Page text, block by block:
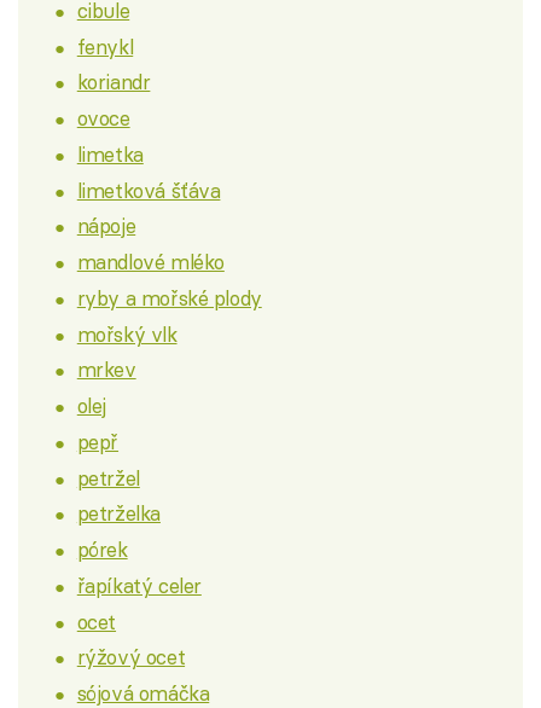
cibule
fenykl
koriandr
ovoce
limetka
limetková šťáva
nápoje
mandlové mléko
ryby a mořské plody
mořský vlk
mrkev
olej
pepř
petržel
petrželka
pórek
řapíkatý celer
ocet
rýžový ocet
sójová omáčka